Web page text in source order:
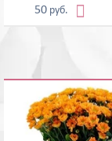
50 руб. 